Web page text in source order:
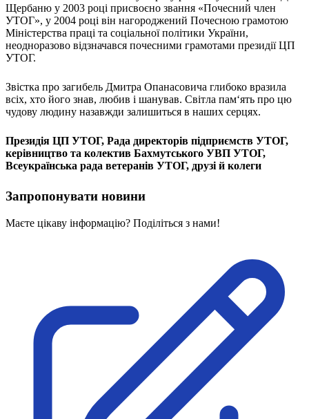
Статут УТОГ
Нормативна база УТОГ
Конвенція ООН
Законодавство
Міжнародні документи
Щербаню у 2003 році присвоєно звання «Почесний член
УТОГ», у 2004 році він нагороджений Почесною грамотою
Міністерства праці та соціальної політики України,
неодноразово відзначався почесними грамотами президії ЦП
УТОГ.
Звістка про загибель Дмитра Опанасовича глибоко вразила
всіх, хто його знав, любив і шанував. Світла пам‘ять про цю
чудову людину назавжди залишиться в наших серцях.
Президія ЦП УТОГ, Рада директорів підприємств УТОГ,
керівництво та колектив Бахмутського УВП УТОГ,
Всеукраїнська рада ветеранів УТОГ, друзі й колеги
Запропонувати новини
Маєте цікаву інформацію? Поділіться з нами!